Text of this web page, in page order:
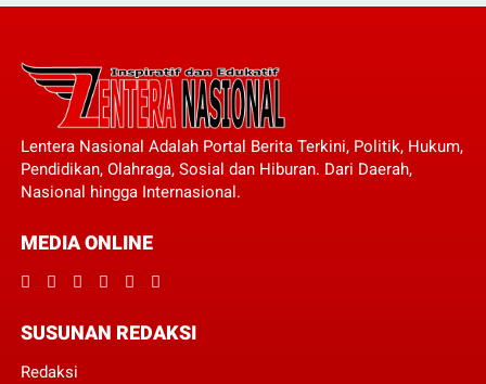
Lentera Nasional Adalah Portal Berita Terkini, Politik, Hukum,
Pendidikan, Olahraga, Sosial dan Hiburan. Dari Daerah,
Nasional hingga Internasional.
MEDIA ONLINE
SUSUNAN REDAKSI
Redaksi